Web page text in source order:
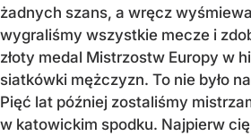
żadnych szans, a wręcz
wygraliśmy wszystkie mecze i
złoty medal Mistrzostw Europy w
siatkówki mężczyzn. To nie było
Pięć lat później zostaliśmy
w katowickim spodku. Najpierw